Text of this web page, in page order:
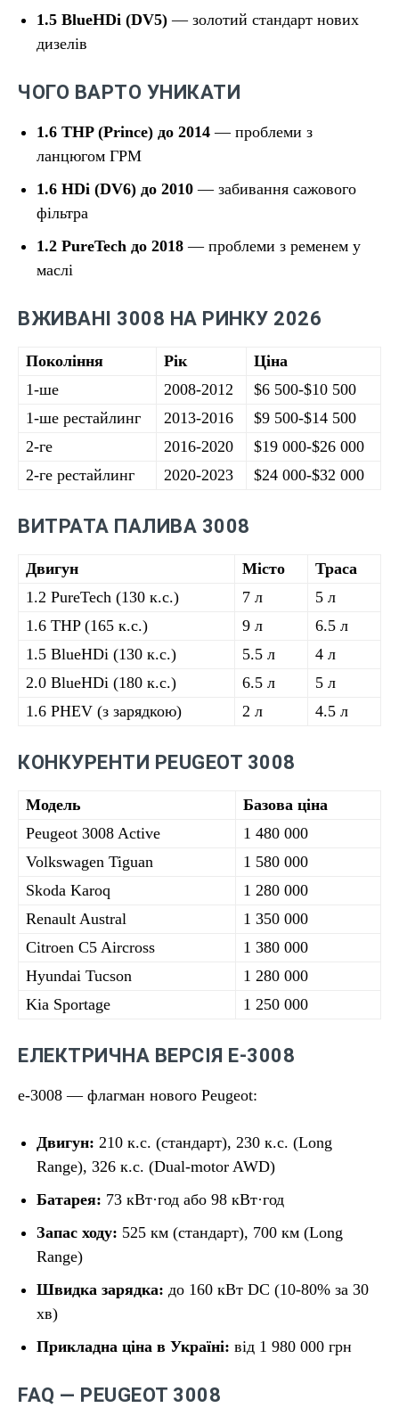
1.5 BlueHDi (DV5) — золотий стандарт нових
дизелів
ЧОГО ВАРТО УНИКАТИ
1.6 THP (Prince) до 2014 — проблеми з
ланцюгом ГРМ
1.6 HDi (DV6) до 2010 — забивання сажового
фільтра
1.2 PureTech до 2018 — проблеми з ременем у
маслі
ВЖИВАНІ 3008 НА РИНКУ 2026
Покоління Рік
Ціна
1-ше
2008-2012
$6 500-$10 500
1-ше рестайлинг
2013-2016
$9 500-$14 500
2-ге
2016-2020
$19 000-$26 000
2-ге рестайлинг
2020-2023 $24 000-$32 000
ВИТРАТА ПАЛИВА 3008
Двигун Місто
Траса
1.2 PureTech (130 к.с.)
7 л
5 л
1.6 THP (165 к.с.)
9 л
6.5 л
1.5 BlueHDi (130 к.с.)
5.5 л
4 л
2.0 BlueHDi (180 к.с.)
6.5 л
5 л
1.6 PHEV (з зарядкою)
2 л 4.5 л
КОНКУРЕНТИ PEUGEOT 3008
Модель
Базова ціна
Peugeot 3008 Active
1 480 000
Volkswagen Tiguan
1 580 000
Skoda Karoq
1 280 000
Renault Austral
1 350 000
Citroen C5 Aircross
1 380 000
Hyundai Tucson
1 280 000
Kia Sportage
1 250 000
ЕЛЕКТРИЧНА ВЕРСІЯ E-3008
e-3008 — флагман нового Peugeot:
Двигун: 210 к.с. (стандарт), 230 к.с. (Long
Range), 326 к.с. (Dual-motor AWD)
Батарея: 73 кВт·год або 98 кВт·год
Запас ходу: 525 км (стандарт), 700 км (Long
Range)
Швидка зарядка: до 160 кВт DC (10-80% за 30
хв)
Прикладна ціна в Україні: від 1 980 000 грн
FAQ — PEUGEOT 3008